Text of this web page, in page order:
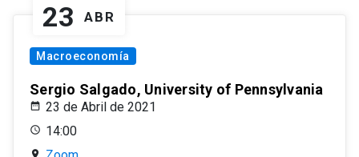
23 ABR
Macroeconomía
Sergio Salgado, University of Pennsylvania
23 de Abril de 2021
14:00